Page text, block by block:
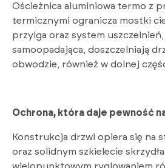
Ościeżnica aluminiowa termo z
termicznymi ogranicza mostki
przylga oraz system
samoopadająca, doszczelniają
obwodzie, również w dolnej
Ochrona, która daje pewność
Konstrukcja drzwi opiera się na
oraz solidnym szkielecie
wielopunktowym ryglowaniem